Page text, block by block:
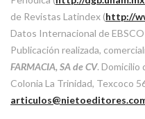
de Revistas Latindex (http://
Datos Internacional de
Publicación realizada,
FARMACIA, SA de CV. Domicilio
Colonia La Trinidad, Texcoco